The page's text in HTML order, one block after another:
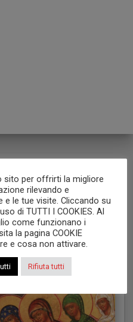
sito per offrirti la migliore
rilevando e
le tue visite. Cliccando su
di TUTTI I COOKIES. Al
come funzionano i
la pagina COOKIE
e cosa non attivare.
Rifiuta tutti